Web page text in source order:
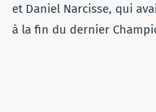
et Daniel Narcisse, qui
à la fin du dernier